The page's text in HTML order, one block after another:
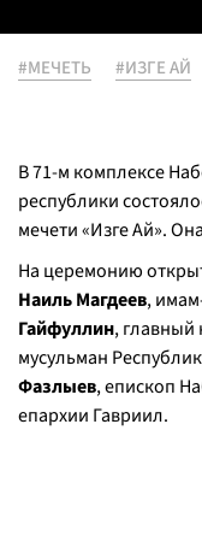
#МЕЧЕТЬ #ИЗГЕ АЙ
В 71-м комплексе
республики
мечети «Изге Ай».
На церемонию
Наиль Магдеев,
Гайфуллин, главный
мусульман
Фазлыев, епископ
епархии Гавриил.